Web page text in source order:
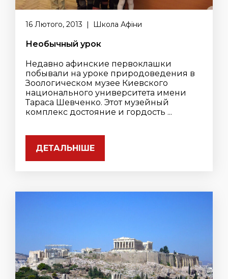
16 Лютого, 2013 | Школа Афіни
Необычный урок
Недавно афинские первоклашки
побывали на уроке природоведения в
Зоологическом музее Киевского
национального университета имени
Тараса Шевченко. Этот музейный
комплекс достояние и гордость ...
ДЕТАЛЬНІШЕ